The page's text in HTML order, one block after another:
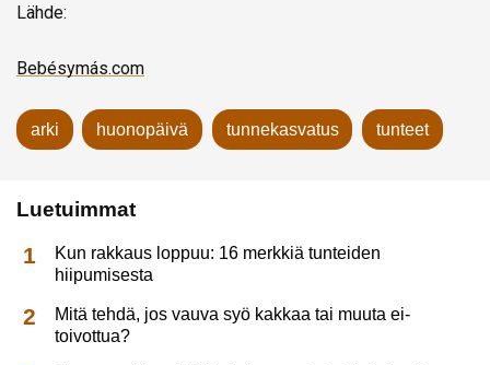
Lähde:
Bebésymás.com
arki huonopäivä tunnekasvatus tunteet
Luetuimmat
Kun rakkaus loppuu: 16 merkkiä tunteiden
hiipumisesta
Mitä tehdä, jos vauva syö kakkaa tai muuta ei-
toivottua?